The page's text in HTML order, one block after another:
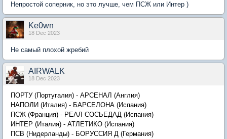
Непростой соперник, но это лучше, чем ПСЖ или Интер )
Ke0wn
18 Dec 2023
Не самый плохой жребий
AIRWALK
18 Dec 2023
ПОРТУ (Португалия) - АРСЕНАЛ (Англия)
НАПОЛИ (Италия) - БАРСЕЛОНА (Испания)
ПСЖ (Франция) - РЕАЛ СОСЬЕДАД (Испания)
ИНТЕР (Италия) - АТЛЕТИКО (Испания)
ПСВ (Нидерланды) - БОРУССИЯ Д (Германия)